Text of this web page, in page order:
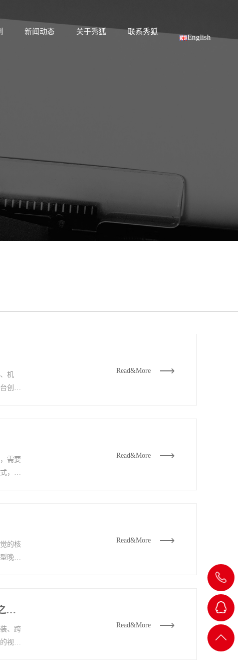
新闻动态 关于秀狐 联系秀狐
English
QQ-1
机
创
Read&More
需要
，正
Read&More
的核
晚
Read&More
户外舞台租赁屏怎么选？碳纤维户外租赁LED显示屏在效率与可靠之间的综合解法
、跨
视觉
Read&More